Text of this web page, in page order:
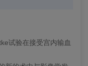
试验在接受宫内输血